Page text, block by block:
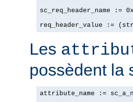
sc_req_header_name :=
req_header_value :=
Les
possèdent la
attribute_name :=